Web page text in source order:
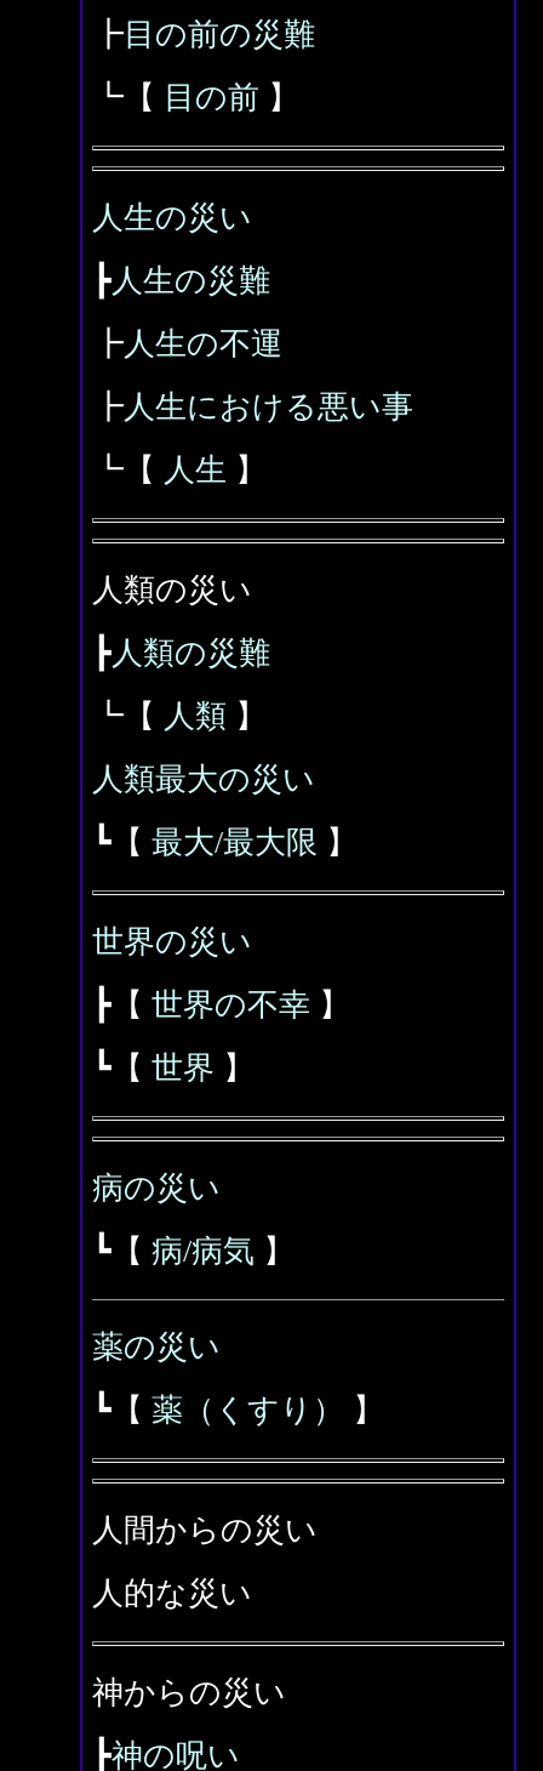
┣目の前の災難
┗【 目の前 】
人生の災い
┣人生の災難
┣人生の不運
┣人生における悪い事
┗【 人生 】
人類の災い
┣人類の災難
┗【 人類 】
人類最大の災い
┗【 最大/最大限 】
世界の災い
┣【 世界の不幸 】
┗【 世界 】
病の災い
┗【 病/病気 】
薬の災い
┗【 薬（くすり） 】
人間からの災い
人的な災い
神からの災い
┣神の呪い